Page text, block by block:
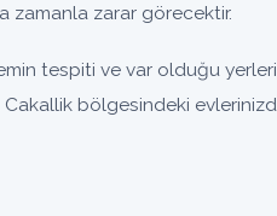
zamanla zarar görecektir.
tespiti ve var olduğu
Cakallik bölgesindeki